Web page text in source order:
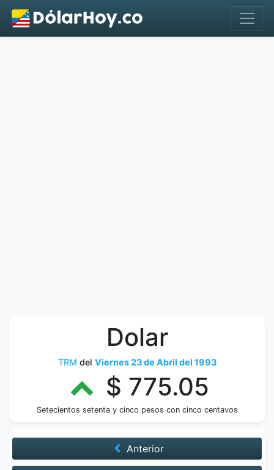
Dolar
TRM del Viernes 23 de Abril del 1993
$ 775.05
Setecientos setenta y cinco pesos con cinco centavos
Anterior